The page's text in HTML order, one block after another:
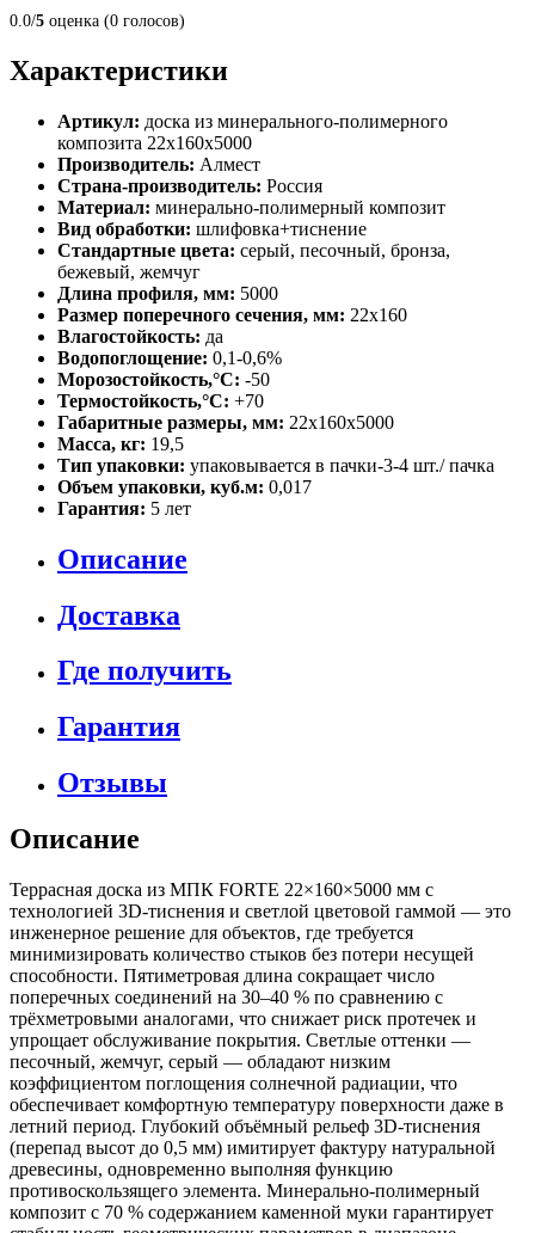
0.0/5 оценка (0 голосов)
Характеристики
Артикул: доска из минерального-полимерного
композита 22х160х5000
Производитель: Алмест
Страна-производитель: Россия
Материал: минерально-полимерный композит
Вид обработки: шлифовка+тиснение
Стандартные цвета: серый, песочный, бронза,
бежевый, жемчуг
Длина профиля, мм: 5000
Размер поперечного сечения, мм: 22х160
Влагостойкость: да
Водопоглощение: 0,1-0,6%
Морозостойкость,°C: -50
Термостойкость,°C: +70
Габаритные размеры, мм: 22х160х5000
Масса, кг: 19,5
Тип упаковки: упаковывается в пачки-3-4 шт./ пачка
Объем упаковки, куб.м: 0,017
Гарантия: 5 лет
Описание
Доставка
Где получить
Гарантия
Отзывы
Описание
Террасная доска из МПК FORTE 22×160×5000 мм с
технологией 3D-тиснения и светлой цветовой гаммой — это
инженерное решение для объектов, где требуется
минимизировать количество стыков без потери несущей
способности. Пятиметровая длина сокращает число
поперечных соединений на 30–40 % по сравнению с
трёхметровыми аналогами, что снижает риск протечек и
упрощает обслуживание покрытия. Светлые оттенки —
песочный, жемчуг, серый — обладают низким
коэффициентом поглощения солнечной радиации, что
обеспечивает комфортную температуру поверхности даже в
летний период. Глубокий объёмный рельеф 3D-тиснения
(перепад высот до 0,5 мм) имитирует фактуру натуральной
древесины, одновременно выполняя функцию
противоскользящего элемента. Минерально-полимерный
композит с 70 % содержанием каменной муки гарантирует